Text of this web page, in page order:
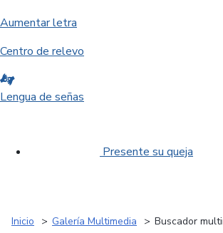
Aumentar letra
Centro de relevo
Lengua de señas
Presente su queja
Inicio Galería Multimedia Buscador